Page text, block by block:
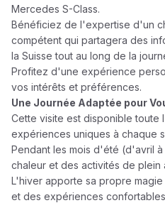
Mercedes S-Class.
Bénéficiez de l'expertise d'un
compétent qui partagera des
la Suisse tout au long de la
Profitez d'une expérience
vos intérêts et préférences.
Une Journée Adaptée pour
Cette visite est disponible toute
expériences uniques à chaque
Pendant les mois d'été (d'avril
chaleur et des activités de plein
L'hiver apporte sa propre
et des expériences